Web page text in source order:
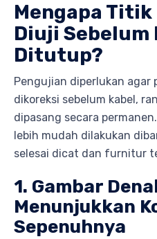
Mengapa
Diuji Sebelum
Ditutup?
Pengujian diperlukan agar
dikoreksi sebelum kabel,
dipasang secara
lebih mudah dilakukan
selesai dicat dan furnitur
1. Gambar
Menunjukkan
Sepenuhnya